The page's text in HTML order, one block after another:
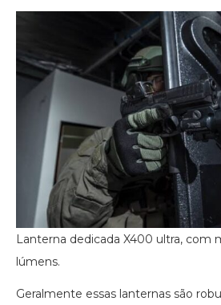
Lanterna dedicada X400 ultra, com
lúmens.
Geralmente essas lanternas são